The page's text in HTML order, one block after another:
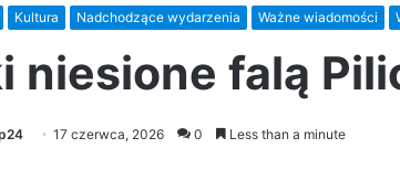
Kultura Nadchodzące wydarzenia Ważne wiadomości
niesione falą
17 czerwca, 2026 0 Less than a minute